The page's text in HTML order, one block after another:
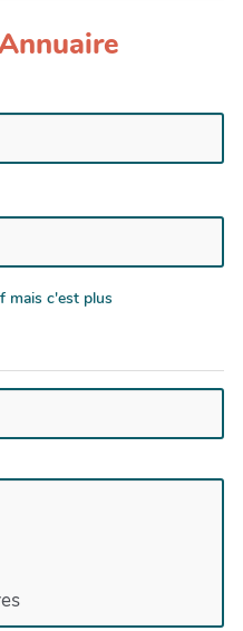
mais c'est plus